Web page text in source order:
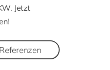
Jetzt
Referenzen